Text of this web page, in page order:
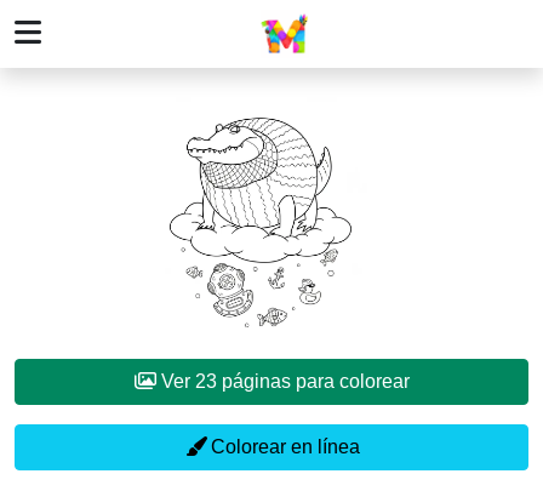
Ver 23 páginas para colorear
Colorear en línea